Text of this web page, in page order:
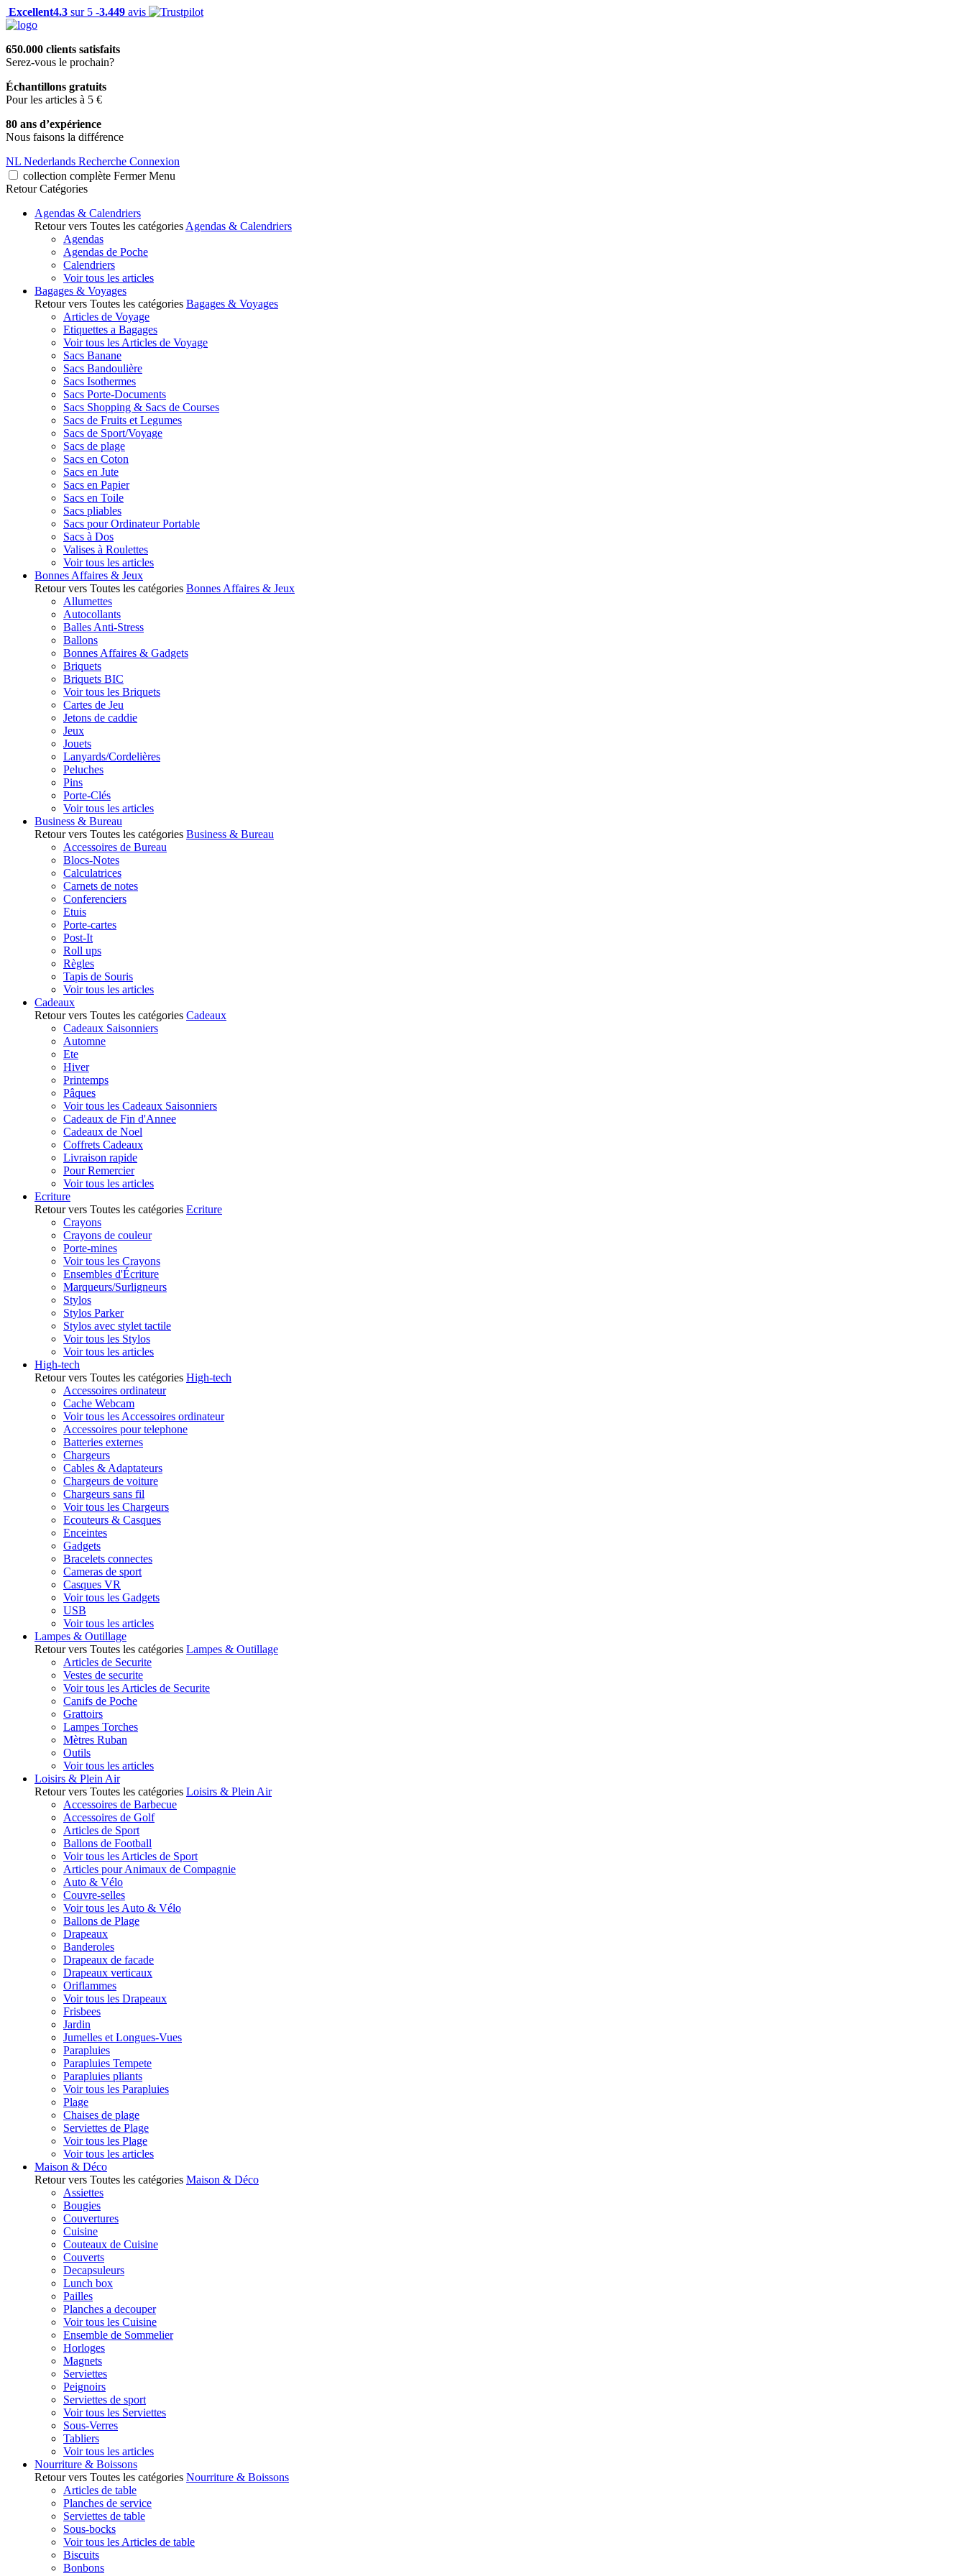
Excellent4.3 sur 5 -3.449 avis
650.000 clients satisfaits
Serez-vous le prochain?
Échantillons gratuits
Pour les articles à 5 €
80 ans d’expérience
Nous faisons la différence
NL Nederlands Recherche Connexion
collection complète Fermer Menu
Retour Catégories
Agendas & Calendriers
Retour vers Toutes les catégories Agendas & Calendriers
Agendas
Agendas de Poche
Calendriers
Voir tous les articles
Bagages & Voyages
Retour vers Toutes les catégories Bagages & Voyages
Articles de Voyage
Etiquettes a Bagages
Voir tous les Articles de Voyage
Sacs Banane
Sacs Bandoulière
Sacs Isothermes
Sacs Porte-Documents
Sacs Shopping & Sacs de Courses
Sacs de Fruits et Legumes
Sacs de Sport/Voyage
Sacs de plage
Sacs en Coton
Sacs en Jute
Sacs en Papier
Sacs en Toile
Sacs pliables
Sacs pour Ordinateur Portable
Sacs à Dos
Valises à Roulettes
Voir tous les articles
Bonnes Affaires & Jeux
Retour vers Toutes les catégories Bonnes Affaires & Jeux
Allumettes
Autocollants
Balles Anti-Stress
Ballons
Bonnes Affaires & Gadgets
Briquets
Briquets BIC
Voir tous les Briquets
Cartes de Jeu
Jetons de caddie
Jeux
Jouets
Lanyards/Cordelières
Peluches
Pins
Porte-Clés
Voir tous les articles
Business & Bureau
Retour vers Toutes les catégories Business & Bureau
Accessoires de Bureau
Blocs-Notes
Calculatrices
Carnets de notes
Conferenciers
Etuis
Porte-cartes
Post-It
Roll ups
Règles
Tapis de Souris
Voir tous les articles
Cadeaux
Retour vers Toutes les catégories Cadeaux
Cadeaux Saisonniers
Automne
Ete
Hiver
Printemps
Pâques
Voir tous les Cadeaux Saisonniers
Cadeaux de Fin d'Annee
Cadeaux de Noel
Coffrets Cadeaux
Livraison rapide
Pour Remercier
Voir tous les articles
Ecriture
Retour vers Toutes les catégories Ecriture
Crayons
Crayons de couleur
Porte-mines
Voir tous les Crayons
Ensembles d'Écriture
Marqueurs/Surligneurs
Stylos
Stylos Parker
Stylos avec stylet tactile
Voir tous les Stylos
Voir tous les articles
High-tech
Retour vers Toutes les catégories High-tech
Accessoires ordinateur
Cache Webcam
Voir tous les Accessoires ordinateur
Accessoires pour telephone
Batteries externes
Chargeurs
Cables & Adaptateurs
Chargeurs de voiture
Chargeurs sans fil
Voir tous les Chargeurs
Ecouteurs & Casques
Enceintes
Gadgets
Bracelets connectes
Cameras de sport
Casques VR
Voir tous les Gadgets
USB
Voir tous les articles
Lampes & Outillage
Retour vers Toutes les catégories Lampes & Outillage
Articles de Securite
Vestes de securite
Voir tous les Articles de Securite
Canifs de Poche
Grattoirs
Lampes Torches
Mètres Ruban
Outils
Voir tous les articles
Loisirs & Plein Air
Retour vers Toutes les catégories Loisirs & Plein Air
Accessoires de Barbecue
Accessoires de Golf
Articles de Sport
Ballons de Football
Voir tous les Articles de Sport
Articles pour Animaux de Compagnie
Auto & Vélo
Couvre-selles
Voir tous les Auto & Vélo
Ballons de Plage
Drapeaux
Banderoles
Drapeaux de facade
Drapeaux verticaux
Oriflammes
Voir tous les Drapeaux
Frisbees
Jardin
Jumelles et Longues-Vues
Parapluies
Parapluies Tempete
Parapluies pliants
Voir tous les Parapluies
Plage
Chaises de plage
Serviettes de Plage
Voir tous les Plage
Voir tous les articles
Maison & Déco
Retour vers Toutes les catégories Maison & Déco
Assiettes
Bougies
Couvertures
Cuisine
Couteaux de Cuisine
Couverts
Decapsuleurs
Lunch box
Pailles
Planches a decouper
Voir tous les Cuisine
Ensemble de Sommelier
Horloges
Magnets
Serviettes
Peignoirs
Serviettes de sport
Voir tous les Serviettes
Sous-Verres
Tabliers
Voir tous les articles
Nourriture & Boissons
Retour vers Toutes les catégories Nourriture & Boissons
Articles de table
Planches de service
Serviettes de table
Sous-bocks
Voir tous les Articles de table
Biscuits
Bonbons